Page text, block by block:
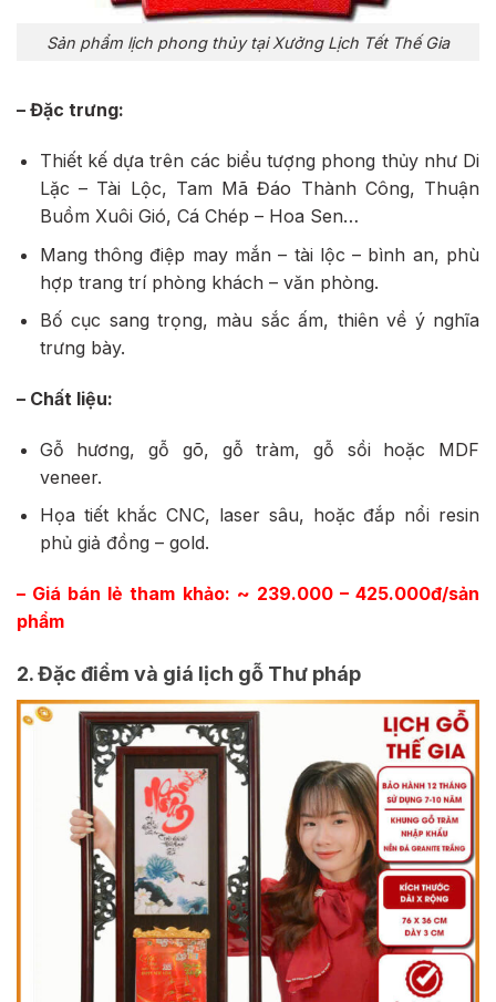
Sản phẩm lịch phong thủy tại Xưởng Lịch Tết Thế Gia
– Đặc trưng:
Thiết kế dựa trên các biểu tượng phong thủy như Di
Lặc – Tài Lộc, Tam Mã Đáo Thành Công, Thuận
Buồm Xuôi Gió, Cá Chép – Hoa Sen…
Mang thông điệp may mắn – tài lộc – bình an, phù
hợp trang trí phòng khách – văn phòng.
Bố cục sang trọng, màu sắc ấm, thiên về ý nghĩa
trưng bày.
– Chất liệu:
Gỗ hương, gỗ gõ, gỗ tràm, gỗ sồi hoặc MDF
veneer.
Họa tiết khắc CNC, laser sâu, hoặc đắp nổi resin
phủ giả đồng – gold.
– Giá bán lẻ tham khảo: ~ 239.000 – 425.000đ/sản
phẩm
2. Đặc điểm và giá lịch gỗ Thư pháp